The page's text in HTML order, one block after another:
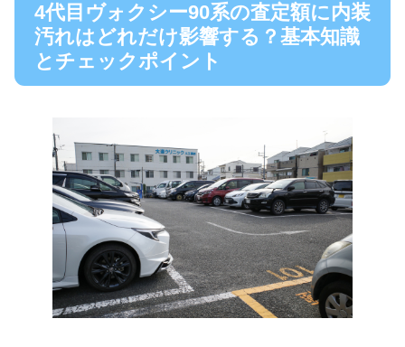
4代目ヴォクシー90系の査定額に内装
汚れはどれだけ影響する？基本知識
とチェックポイント